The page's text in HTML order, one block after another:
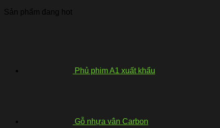
Sản phẩm đang hot
Phủ phim A1 xuất khẩu
Gỗ nhựa vân Carbon